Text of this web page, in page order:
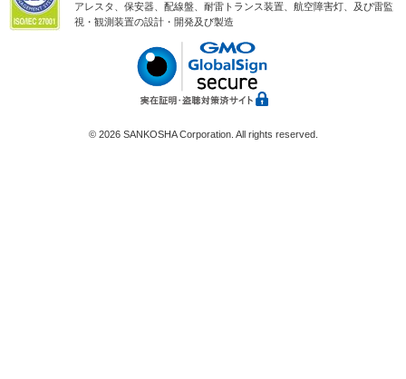
アレスタ、保安器、配線盤、耐雷トランス装置、航空障害灯、及び雷監
視・観測装置の設計・開発及び製造
© 2026 SANKOSHA Corporation. All rights reserved.